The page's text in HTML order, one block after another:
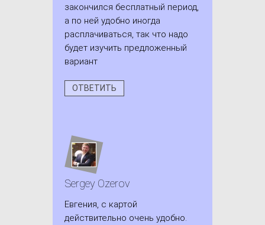
закончился бесплатный период,
а по ней удобно иногда
расплачиваться, так что надо
будет изучить предложенный
вариант
ОТВЕТИТЬ
Sergey Ozerov
Евгения, с картой
действительно очень удобно.